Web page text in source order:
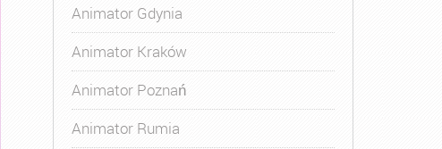
Animator Gdynia
Animator Kraków
Animator Poznań
Animator Rumia